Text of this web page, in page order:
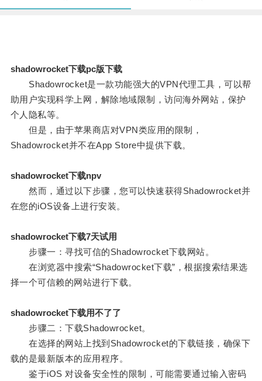
shadowrocket下载pc版下载
Shadowrocket是一款功能强大的VPN代理工具，可以帮
助用户实现科学上网，解除地域限制，访问海外网站，保护
个人隐私等。
但是，由于苹果商店对VPN类应用的限制，
Shadowrocket并不在App Store中提供下载。
shadowrocket下载npv
然而，通过以下步骤，您可以快速获得Shadowrocket并
在您的iOS设备上进行安装。
shadowrocket下载7天试用
步骤一：寻找可信的Shadowrocket下载网站。
在浏览器中搜索“Shadowrocket下载”，根据搜索结果选
择一个可信赖的网站进行下载。
shadowrocket下载用不了了
步骤二：下载Shadowrocket。
在选择的网站上找到Shadowrocket的下载链接，确保下
载的是最新版本的应用程序。
鉴于iOS 对设备安全性的限制，可能需要通过输入密码